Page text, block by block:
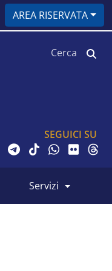
AREA RISERVATA
SEGUICI SU
servizi